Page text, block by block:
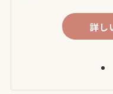
詳し